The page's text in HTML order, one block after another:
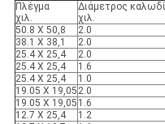
Πλέγμα
χιλ.
Διάμετρος
χιλ.
50.8 X 50,8
2.0
38.1 X 38,1
2.0
25.4 X 25,4
2.0
25.4 X 25,4
1.6
25.4 X 25,4
1.0
19.05 X 19,05 2.0
19.05 X 19,05 1.6
12.7 X 25,4
1.2